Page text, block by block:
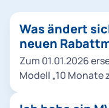
Was ändert
neuen
Zum 01.01.2026
Modell „10 Monate
einem festen